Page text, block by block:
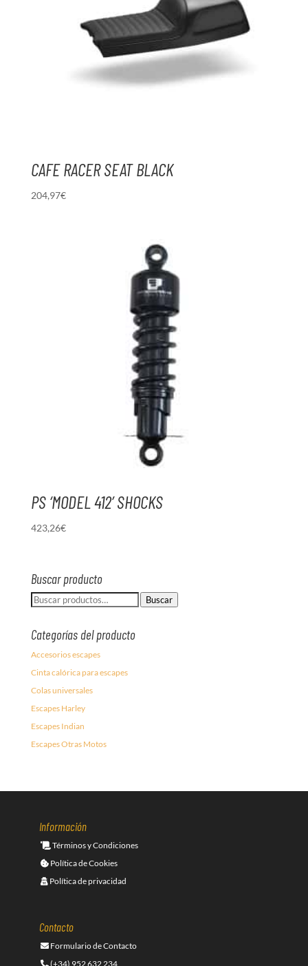
CAFE RACER SEAT BLACK
204,97€
PS ‘MODEL 412’ SHOCKS
423,26€
Buscar producto
Buscar
Buscar
Categorías del producto
Accesorios escapes
Cinta calórica para escapes
Colas universales
Escapes Harley
Escapes Indian
Escapes Otras Motos
Información
Términos y Condiciones
Política de Cookies
Política de privacidad
Contacto
Formulario de Contacto
(+34) 952 632 234